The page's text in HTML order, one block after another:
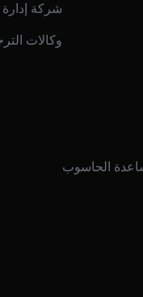
الحاسوب
شركة إدارة
وكالات